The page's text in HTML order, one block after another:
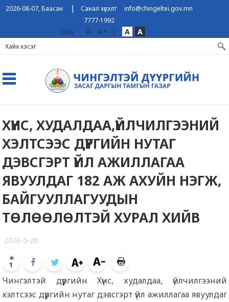
2026-08-07, Баасан |Санал хүсэлт
info@chingeltei.gov.mn
7777-1992
ENG
A- A+ | A A
ХҮНС, ХУДАЛДАА,ҮЙЛЧИЛГЭЭНИЙ
ХЭЛТСЭЭС ДҮҮРГИЙН НУТАГ
ДЭВСГЭРТ ҮЙЛ АЖИЛЛАГАА
ЯВУУЛДАГ 182 АЖ АХУЙН НЭГЖ,
БАЙГУУЛЛАГУУДЫН
ТӨЛӨӨЛӨЛТЭЙ ХУРАЛ ХИЙВ
2026-5-28
1
Чингэлтэй дүүргийн Хүнс, худалдаа, үйлчилгээний
хэлтсээс дүүргийн нутаг дэвсгэрт үйл ажиллагаа явуулдаг